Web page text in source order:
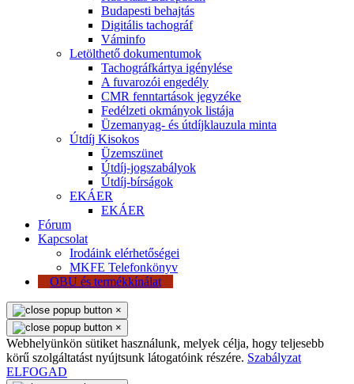
Budapesti behajtás
Digitális tachográf
Váminfo
Letölthető dokumentumok
Tachográfkártya igénylése
A fuvarozói engedély
CMR fenntartások jegyzéke
Fedélzeti okmányok listája
Üzemanyag- és útdíjklauzula minta
Útdíj Kisokos
Üzemszünet
Útdíj-jogszabályok
Útdíj-bírságok
EKÁER
EKÁER
Fórum
Kapcsolat
Irodáink elérhetőségei
MKFE Telefonkönyv
OBU és termékkínálat
×
×
Webhelyünkön sütiket használunk, melyek célja, hogy teljesebb
körű szolgáltatást nyújtsunk látogatóink részére. Szabályzat
ELFOGAD